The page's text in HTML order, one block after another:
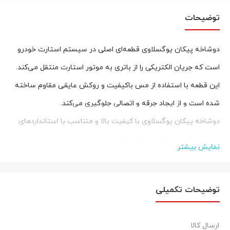
توضیحات
دوشاخه پیکان یوگسلاوی قطعه‌ای اصلی در سیستم استارت خودرو
است که جریان الکتریکی را از باتری به موتور استارت منتقل می‌کند.
این قطعه با استفاده از مس باکیفیت و روکش عایقی مقاوم ساخته
شده است و از ایجاد جرقه و اتصالی جلوگیری می‌کند.
دوشاخه پیکان یوگسلاوی با کیفیت بالا و متناسب با استانداردهای
است که نقش مهمی در روشن شدن سریع و بدون مشکل خودرو ایفا
نمایش بیشتر
توضیحات تکمیلی
ارسال کالا